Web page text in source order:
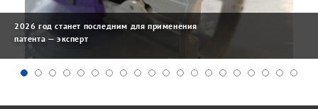
2026 год станет последним для применения
патента — эксперт